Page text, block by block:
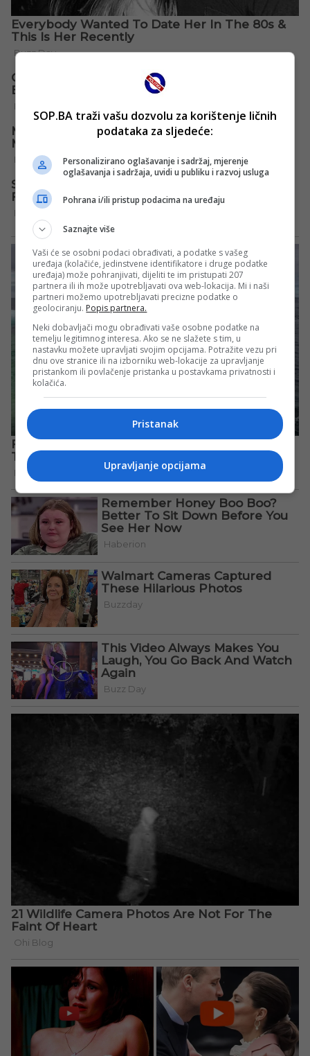
SOP.BA traži vašu dozvolu za korištenje ličnih
podataka za sljedeće:
Personalizirano oglašavanje i sadržaj, mjerenje
oglašavanja i sadržaja, uvidi u publiku i razvoj usluga
Pohrana i/ili pristup podacima na uređaju
Saznajte više
Vaši će se osobni podaci obrađivati, a podatke s vašeg
uređaja (kolačiće, jedinstvene identifikatore i druge podatke
uređaja) može pohranjivati, dijeliti te im pristupati 207
partnera ili ih može upotrebljavati ova web-lokacija. Mi i naši
partneri možemo upotrebljavati precizne podatke o
geolociranju. Popis partnera.
Neki dobavljači mogu obrađivati vaše osobne podatke na
temelju legitimnog interesa. Ako se ne slažete s tim, u
nastavku možete upravljati svojim opcijama. Potražite vezu pri
dnu ove stranice ili na izborniku web-lokacije za upravljanje
pristankom ili povlačenje pristanka u postavkama privatnosti i
kolačića.
Pristanak
Upravljanje opcijama